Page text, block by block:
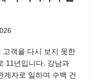
고객을 다시 보지 못한
11년입니다. 강남과
계자로 일하며 수백 건